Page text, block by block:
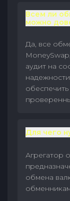
Всем ли
можно
Да, все
аудит на
Для чего
Агрегатор
обмена